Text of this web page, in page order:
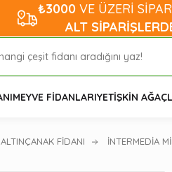
₺3000 VE ÜZERİ
ALT
MEYVE FİDANLARIYETİŞKİN
ALTINÇANAK FİDANI İNTERMEDİA